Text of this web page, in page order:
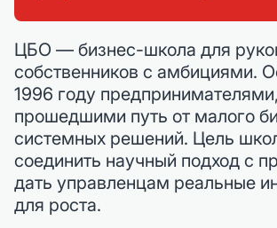
ЦБО — бизнес-школа для
собственников с амбициями.
1996 году предпринимателями,
прошедшими путь от малого
системных решений. Цель
соединить научный подход с
дать управленцам реальные
для роста.